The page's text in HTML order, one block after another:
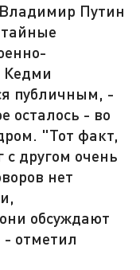
Путин
Кедми
публичным, -
осталось - во
"Тот факт,
с другом очень
нет
обсуждают
отметил